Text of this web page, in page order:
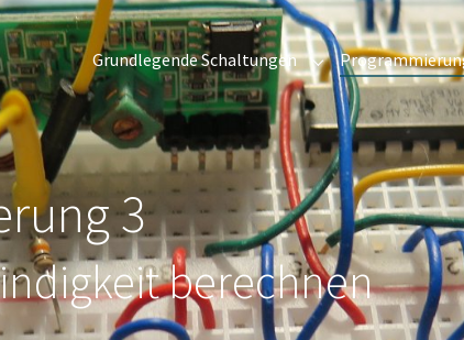
Grundlegende Schaltungen Submenu for
3
berechnen